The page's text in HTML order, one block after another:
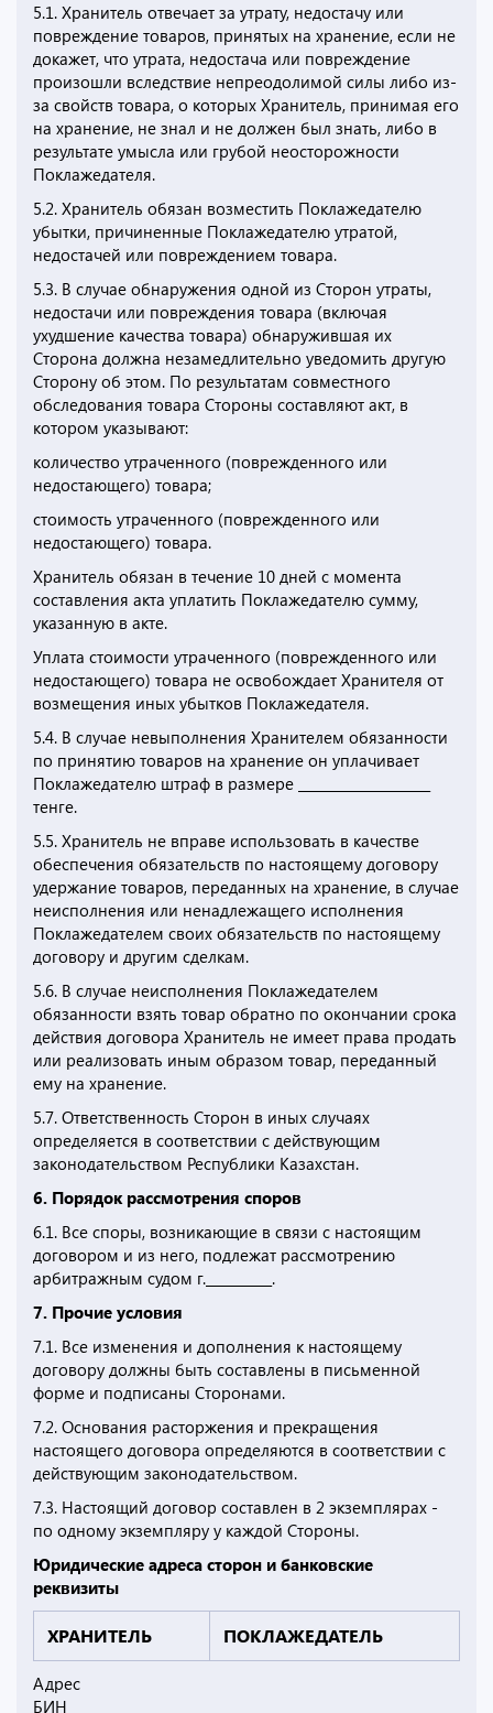
5.1. Хранитель отвечает за утрату, недостачу или
повреждение товаров, принятых на хранение, если не
докажет, что утрата, недостача или повреждение
произошли вследствие непреодолимой силы либо из-
за свойств товара, о которых Хранитель, принимая его
на хранение, не знал и не должен был знать, либо в
результате умысла или грубой неосторожности
Поклажедателя.
5.2. Хранитель обязан возместить Поклажедателю
убытки, причиненные Поклажедателю утратой,
недостачей или повреждением товара.
5.3. В случае обнаружения одной из Сторон утраты,
недостачи или повреждения товара (включая
ухудшение качества товара) обнаружившая их
Сторона должна незамедлительно уведомить другую
Сторону об этом. По результатам совместного
обследования товара Стороны составляют акт, в
котором указывают:
количество утраченного (поврежденного или
недостающего) товара;
стоимость утраченного (поврежденного или
недостающего) товара.
Хранитель обязан в течение 10 дней с момента
составления акта уплатить Поклажедателю сумму,
указанную в акте.
Уплата стоимости утраченного (поврежденного или
недостающего) товара не освобождает Хранителя от
возмещения иных убытков Поклажедателя.
5.4. В случае невыполнения Хранителем обязанности
по принятию товаров на хранение он уплачивает
Поклажедателю штраф в размере ____________________
тенге.
5.5. Хранитель не вправе использовать в качестве
обеспечения обязательств по настоящему договору
удержание товаров, переданных на хранение, в случае
неисполнения или ненадлежащего исполнения
Поклажедателем своих обязательств по настоящему
договору и другим сделкам.
5.6. В случае неисполнения Поклажедателем
обязанности взять товар обратно по окончании срока
действия договора Хранитель не имеет права продать
или реализовать иным образом товар, переданный
ему на хранение.
5.7. Ответственность Сторон в иных случаях
определяется в соответствии с действующим
законодательством Республики Казахстан.
6. Порядок рассмотрения споров
6.1. Все споры, возникающие в связи с настоящим
договором и из него, подлежат рассмотрению
арбитражным судом г.__________.
7. Прочие условия
7.1. Все изменения и дополнения к настоящему
договору должны быть составлены в письменной
форме и подписаны Сторонами.
7.2. Основания расторжения и прекращения
настоящего договора определяются в соответствии с
действующим законодательством.
7.3. Настоящий договор составлен в 2 экземплярах -
по одному экземпляру у каждой Стороны.
Юридические адреса сторон и банковские
реквизиты
ХРАНИТЕЛЬ ПОКЛАЖЕДАТЕЛЬ
Адрес
БИН